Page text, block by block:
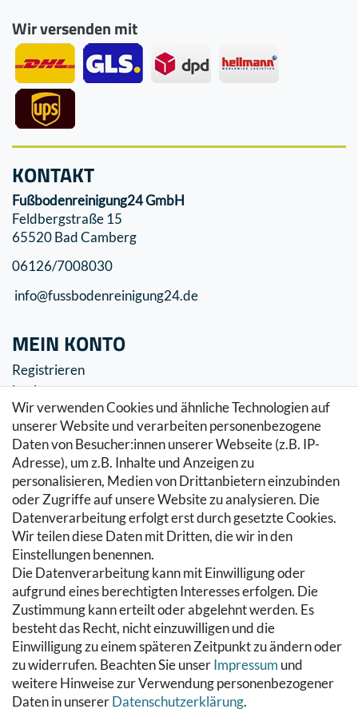
Wir versenden mit
Wir verwenden Cookies und ähnliche Technologien auf
unserer Website und verarbeiten personenbezogene
Daten von Besucher:innen unserer Webseite (z.B. IP-
Adresse), um z.B. Inhalte und Anzeigen zu
personalisieren, Medien von Drittanbietern einzubinden
oder Zugriffe auf unsere Website zu analysieren. Die
Datenverarbeitung erfolgt erst durch gesetzte Cookies.
Wir teilen diese Daten mit Dritten, die wir in den
Einstellungen benennen.
Die Datenverarbeitung kann mit Einwilligung oder
aufgrund eines berechtigten Interesses erfolgen. Die
Zustimmung kann erteilt oder abgelehnt werden. Es
besteht das Recht, nicht einzuwilligen und die
Einwilligung zu einem späteren Zeitpunkt zu ändern oder
zu widerrufen. Beachten Sie unserImpressum und
weitere Hinweise zur Verwendung personenbezogener
Daten in unsererDaten­schutz­erklärung.
KONTAKT
Fußbodenreinigung24 GmbH
Feldbergstraße 15
65520 Bad Camberg
06126/7008030
info@fussbodenreinigung24.de
MEIN KONTO
Registrieren
Login
SERVICE
Zahlung & Versand
Warenkorb
Zur Kasse
Hilfe
RECHTLICHES
Kontakt
Datenschutzerklärung
AGB
Impressum
Hinweise zur Batterieentsorgung
Widerrufs­recht